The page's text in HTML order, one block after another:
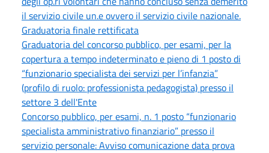
il servizio civile un.e ovvero il servizio civile nazionale.
Graduatoria finale rettificata
Graduatoria del concorso pubblico, per esami, per la
copertura a tempo indeterminato e pieno di 1 posto di
“funzionario specialista dei servizi per l’infanzia”
(profilo di ruolo: professionista pedagogista) presso il
settore 3 dell'Ente
Concorso pubblico, per esami, n. 1 posto “funzionario
specialista amministrativo finanziario” presso il
servizio personale: Avviso comunicazione data prova